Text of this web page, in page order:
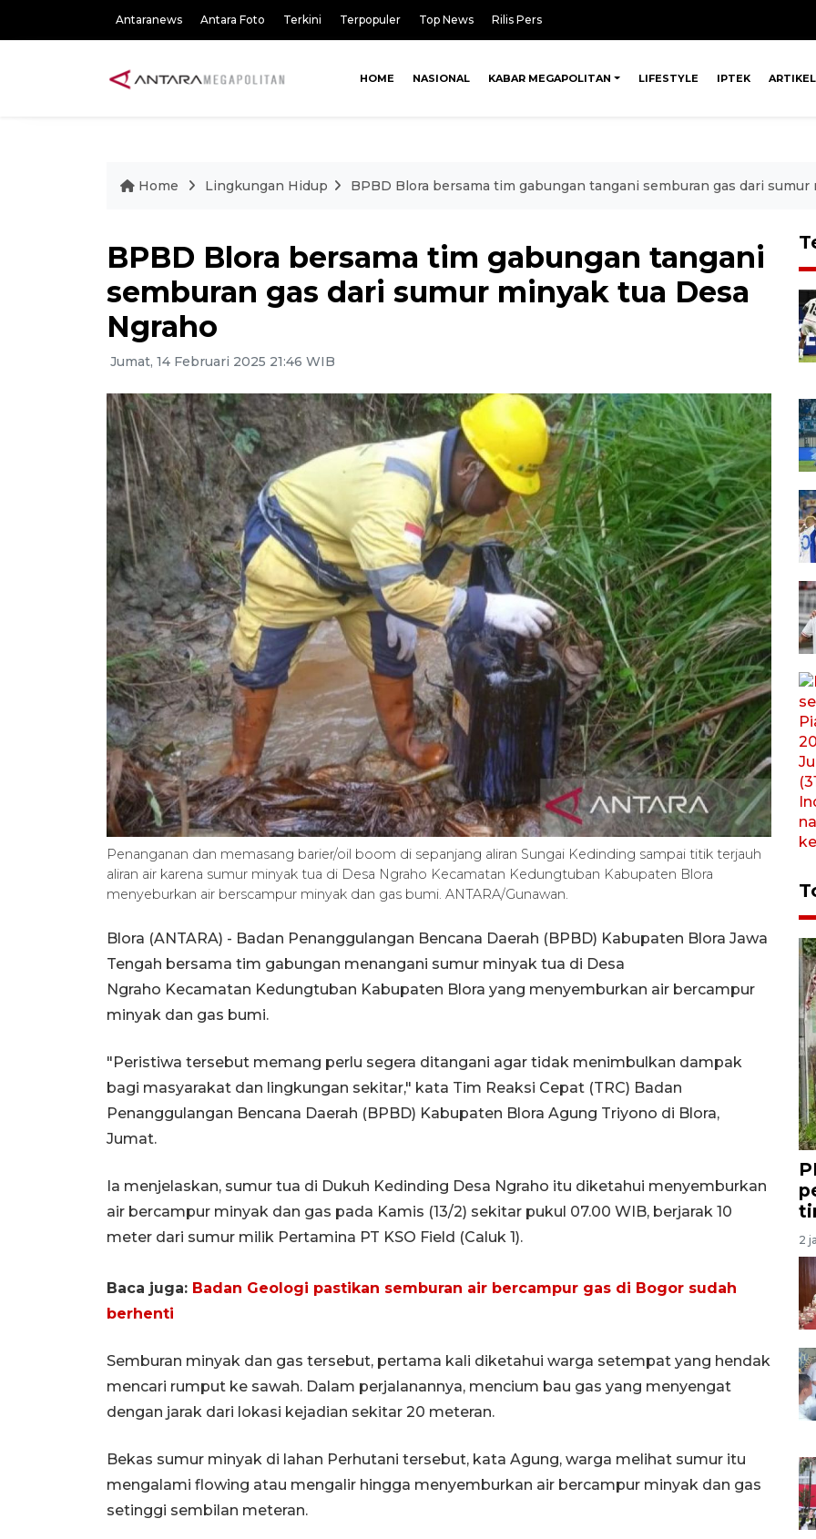
Antaranews Antara Foto Terkini Terpopuler Top News Rilis Pers
HOME NASIONAL KABAR MEGAPOLITAN LIFESTYLE IPTEK ARTIKEL
Home Lingkungan Hidup BPBD Blora bersama tim gabungan tangani semburan gas dari sumur
BPBD Blora bersama tim gabungan tangani
semburan gas dari sumur minyak tua Desa
Ngraho
Jumat, 14 Februari 2025 21:46 WIB
Penanganan dan memasang barier/oil boom di sepanjang aliran Sungai Kedinding sampai titik terjauh
aliran air karena sumur minyak tua di Desa Ngraho Kecamatan Kedungtuban Kabupaten Blora
menyeburkan air berscampur minyak dan gas bumi. ANTARA/Gunawan.
Blora (ANTARA) - Badan Penanggulangan Bencana Daerah (BPBD) Kabupaten Blora Jawa
Tengah bersama tim gabungan menangani sumur minyak tua di Desa
Ngraho Kecamatan Kedungtuban Kabupaten Blora yang menyemburkan air bercampur
minyak dan gas bumi.
"Peristiwa tersebut memang perlu segera ditangani agar tidak menimbulkan dampak
bagi masyarakat dan lingkungan sekitar," kata Tim Reaksi Cepat (TRC) Badan
Penanggulangan Bencana Daerah (BPBD) Kabupaten Blora Agung Triyono di Blora,
Jumat.
Ia menjelaskan, sumur tua di Dukuh Kedinding Desa Ngraho itu diketahui menyemburkan
air bercampur minyak dan gas pada Kamis (13/2) sekitar pukul 07.00 WIB, berjarak 10
meter dari sumur milik Pertamina PT KSO Field (Caluk 1).
Baca juga: Badan Geologi pastikan semburan air bercampur gas di Bogor sudah
berhenti
Semburan minyak dan gas tersebut, pertama kali diketahui warga setempat yang hendak
mencari rumput ke sawah. Dalam perjalanannya, mencium bau gas yang menyengat
dengan jarak dari lokasi kejadian sekitar 20 meteran.
Bekas sumur minyak di lahan Perhutani tersebut, kata Agung, warga melihat sumur itu
mengalami flowing atau mengalir hingga menyemburkan air bercampur minyak dan gas
setinggi sembilan meteran.
2